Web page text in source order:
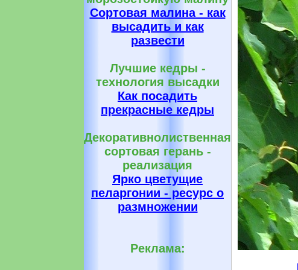
Сортовая малина - как
высадить и как
развести
Лучшие кедры -
технология высадки
Как посадить
прекрасные кедры
Декоративнолиственная
сортовая герань -
реализация
Ярко цветущие
пеларгонии - ресурс о
размножении
Реклама: